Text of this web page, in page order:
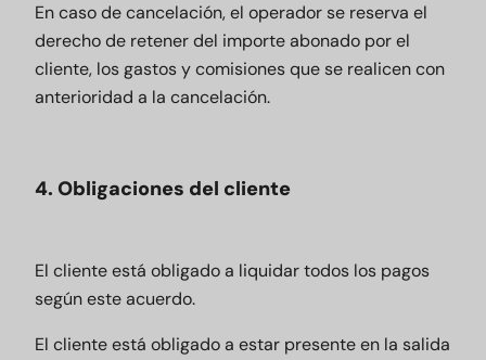
En caso de cancelación, el operador se reserva el
derecho de retener del importe abonado por el
cliente, los gastos y comisiones que se realicen con
anterioridad a la cancelación.
4. Obligaciones del cliente
El cliente está obligado a liquidar todos los pagos
según este acuerdo.
El cliente está obligado a estar presente en la salida